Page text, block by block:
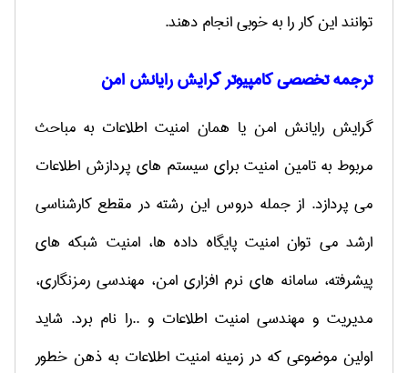
توانند این کار را به خوبی انجام دهند.
ترجمه تخصصی کامپیوتر گرایش رایانش امن
گرایش رایانش امن یا همان امنیت اطلاعات به مباحث
مربوط به تامین امنیت برای سیستم های پردازش اطلاعات
می پردازد. از جمله دروس این رشته در مقطع کارشناسی
ارشد می توان امنیت پایگاه داده ها، امنیت شبکه های
پیشرفته، سامانه های نرم افزاری امن، مهندسی رمزنگاری،
مدیریت و مهندسی امنیت اطلاعات و ..را نام برد. شاید
اولین موضوعی که در زمینه امنیت اطلاعات به ذهن خطور